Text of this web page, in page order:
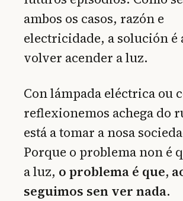
ambos os casos, razón e
electricidade, a solución é
volver acender a luz.
Con lámpada eléctrica ou
reflexionemos achega do
está a tomar a nosa
Porque o problema non é
a luz, o problema é que,
seguimos sen ver nada.